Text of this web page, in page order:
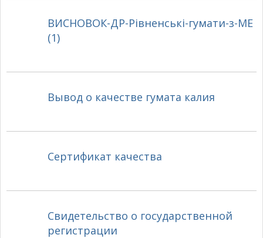
ВИСНОВОК-ДР-Рівненські-гумати-з-МЕ
(1)
Вывод о качестве гумата калия
Сертификат качества
Свидетельство о государственной
регистрации